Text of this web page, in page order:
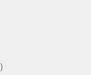
8